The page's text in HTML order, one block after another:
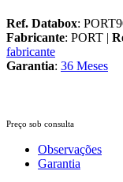
Ref. Databox:
Fabricante: PORT |
fabricante
Garantia: 36 Meses
Preço sob consulta
Observações
Garantia